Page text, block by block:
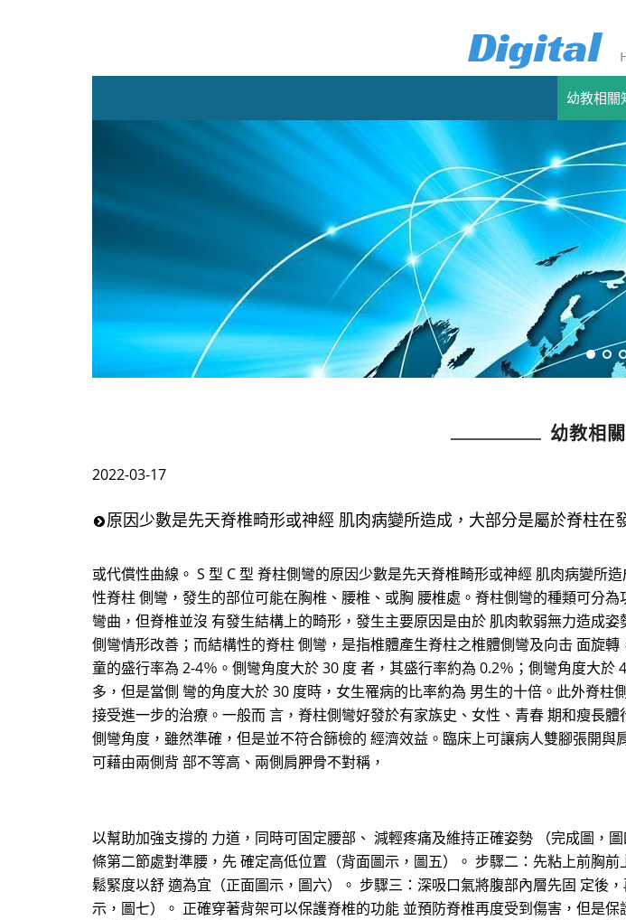
幼教相關
幼教相
2022-03-17
原因少數是先天脊椎畸形或神經 肌肉病變所造成，大部分是屬於脊柱在
或代償性曲線。 S 型 C 型 脊柱側彎的原因少數是先天脊椎畸形或神經 肌肉病變所
性脊柱 側彎，發生的部位可能在胸椎、腰椎、或胸 腰椎處。脊柱側彎的種類可分
彎曲，但脊椎並沒 有發生結構上的畸形，發生主要原因是由於 肌肉軟弱無力造成
側彎情形改善；而結構性的脊柱 側彎，是指椎體產生脊柱之椎體側彎及向击 面旋
童的盛行率為 2-4％。側彎角度大於 30 度 者，其盛行率約為 0.2％；側彎角度大
多，但是當側 彎的角度大於 30 度時，女生罹病的比率約為 男生的十倍。此外脊
接受進一步的治療。一般而 言，脊柱側彎好發於有家族史、女性、青春 期和瘦長
側彎角度，雖然準確，但是並不符合篩檢的 經濟效益。臨床上可讓病人雙腳張開
可藉由兩側背 部不等高、兩側肩胛骨不對稱，
以幫助加強支撐的 力道，同時可固定腰部、 減輕疼痛及維持正確姿勢 （完成圖，
條第二節處對準腰，先 確定高低位置（背面圖示，圖五）。 步驟二：先粘上前胸
鬆緊度以舒 適為宜（正面圖示，圖六）。 步驟三：深吸口氣將腹部內層先固 定後
示，圖七）。 正確穿著背架可以保護脊椎的功能 並預防脊椎再度受到傷害，但是